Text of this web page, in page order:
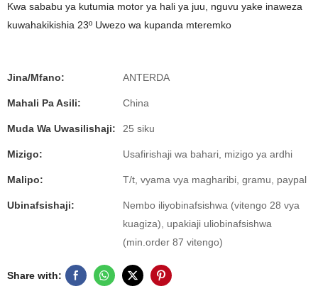
Kwa sababu ya kutumia motor ya hali ya juu, nguvu yake inaweza
kuwahakikishia 23º Uwezo wa kupanda mteremko
Jina/Mfano: ANTERDA
Mahali Pa Asili: China
Muda Wa Uwasilishaji: 25 siku
Mizigo: Usafirishaji wa bahari, mizigo ya ardhi
Malipo: T/t, vyama vya magharibi, gramu, paypal
Ubinafsishaji:
Nembo iliyobinafsishwa (vitengo 28 vya
kuagiza), upakiaji uliobinafsishwa
(min.order 87 vitengo)
Share with: